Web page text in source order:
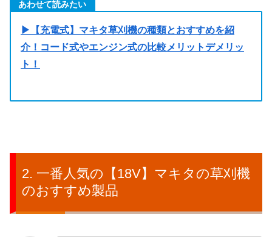
あわせて読みたい
▶【充電式】マキタ草刈機の種類とおすすめを紹
介！コード式やエンジン式の比較メリットデメリッ
ト！
一番人気の【18V】マキタの草刈機
のおすすめ製品